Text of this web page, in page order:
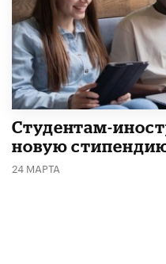
Студентам-
новую
24 МАРТА